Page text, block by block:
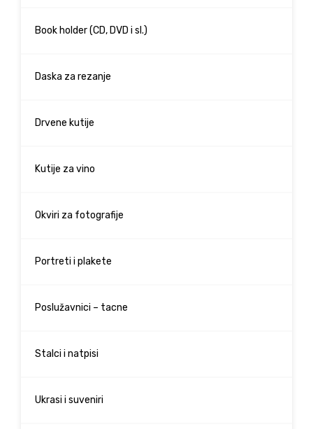
Book holder (CD, DVD i sl.)
Daska za rezanje
Drvene kutije
Kutije za vino
Okviri za fotografije
Portreti i plakete
Poslužavnici – tacne
Stalci i natpisi
Ukrasi i suveniri